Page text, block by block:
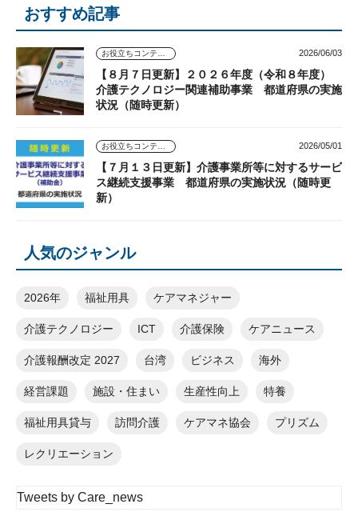
おすすめ記事
2026/06/03
【８月７日更新】２０２６年度（令和８年度）
介護テクノロジー関連補助事業 都道府県の実施
状況（随時更新）
2026/05/01
【７月１３日更新】介護事業所等に対するサービ
ス継続支援事業 都道府県の実施状況（随時更
新）
人気のジャンル
2026年 福祉用具 ケアマネジャー
介護テクノロジー ICT 介護保険 ケアニュース
介護報酬改定 2027 台湾 ビジネス 海外
経営課題 施設・住まい 生産性向上 特養
福祉用具貸与 訪問介護 ケアマネ協会 プリズム
レクリエーション
Tweets by Care_news